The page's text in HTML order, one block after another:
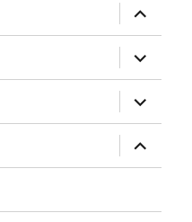
amplia
el
menú
fill
amplia
el
menú
fill
amplia
el
menú
fill
amplia
el
menú